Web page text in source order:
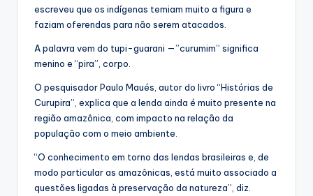
escreveu que os indígenas temiam muito a figura e
faziam oferendas para não serem atacados.
A palavra vem do tupi-guarani —”curumim” significa
menino e “pira”, corpo.
O pesquisador Paulo Maués, autor do livro “Histórias de
Curupira”, explica que a lenda ainda é muito presente na
região amazônica, com impacto na relação da
população com o meio ambiente.
“O conhecimento em torno das lendas brasileiras e, de
modo particular as amazônicas, está muito associado a
questões ligadas à preservação da natureza”, diz.